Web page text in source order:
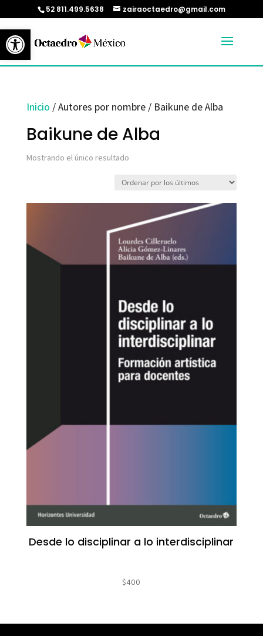
Abrir barra de herramientas
52 811.499.5638 zairaoctaedro@gmail.com
Inicio / Autores por nombre / Baikune de Alba
Baikune de Alba
Mostrando el único resultado
Desde lo disciplinar a lo interdisciplinar
$400